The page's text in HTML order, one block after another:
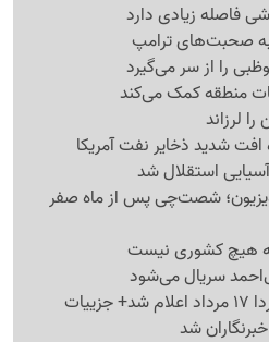
فاصله زیادی دارد
به صحبت‌های ترامپ
را از سر می‌گیرد
منطقه کمک می‌کند
لرزاند
افت شدید ذخایر نفت آمریکا
استقلال شد
شصت‌چی پس از ماه صفر
هیچ کشوری نیست
سریال می‌شود
شد